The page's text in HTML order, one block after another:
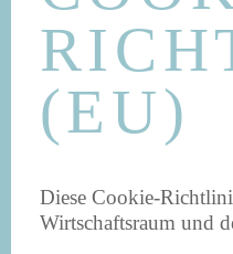
(EU)
Diese Cookie-
Wirtschaftsraum und